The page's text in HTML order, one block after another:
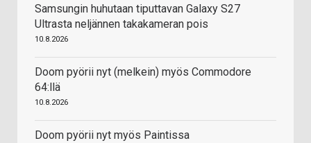
Samsungin huhutaan tiputtavan Galaxy S27
Ultrasta neljännen takakameran pois
10.8.2026
Doom pyörii nyt (melkein) myös Commodore
64:llä
10.8.2026
Doom pyörii nyt myös Paintissa